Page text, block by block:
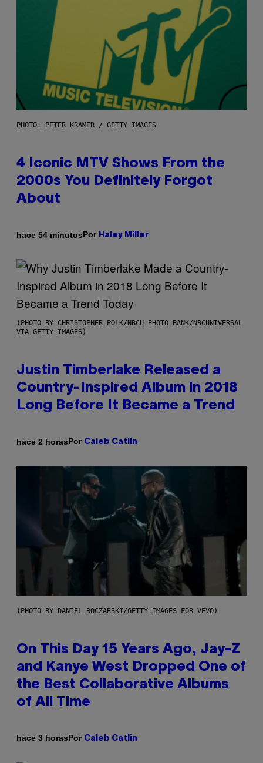
PHOTO: PETER KRAMER / GETTY IMAGES
4 Iconic MTV Shows From the
2000s You Definitely Forgot
About
hace 54 minutosPor Haley Miller
(PHOTO BY CHRISTOPHER POLK/NBCU PHOTO BANK/NBCUNIVERSAL
VIA GETTY IMAGES)
Justin Timberlake Released a
Country-Inspired Album in 2018
Long Before It Became a Trend
hace 2 horasPor Caleb Catlin
(PHOTO BY DANIEL BOCZARSKI/GETTY IMAGES FOR VEVO)
On This Day 15 Years Ago, Jay-Z
and Kanye West Dropped One of
the Best Collaborative Albums
of All Time
hace 3 horasPor Caleb Catlin